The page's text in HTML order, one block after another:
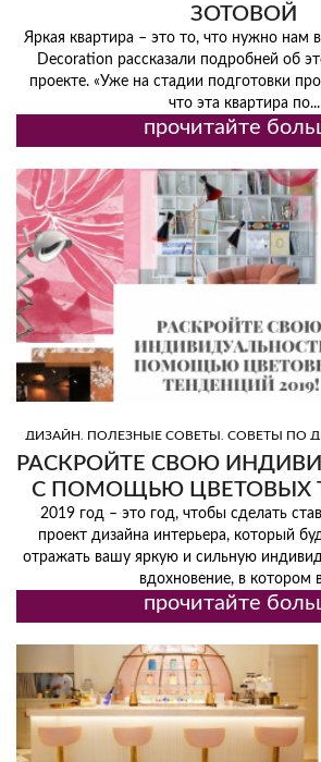
ЗОТОВОЙ
Яркая квартира – это то, что нужно нам
Decoration рассказали подробней об
проекте. «Уже на стадии подготовки
что эта квартира по...
прочитайте
ДИЗАЙН, ПОЛЕЗНЫЕ СОВЕТЫ , СОВЕТЫ ПО
РАСКРОЙТЕ СВОЮ
С ПОМОЩЬЮ ЦВЕТОВЫХ
2019!
2019 год – это год, чтобы сделать
проект дизайна интерьера, который
отражать вашу яркую и сильную
вдохновение, в котором
прочитайте